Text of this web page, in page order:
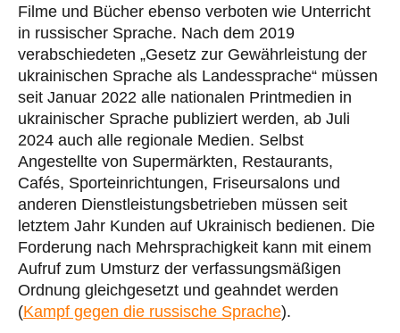
Filme und Bücher ebenso verboten wie Unterricht
in russischer Sprache. Nach dem 2019
verabschiedeten „Gesetz zur Gewährleistung der
ukrainischen Sprache als Landessprache“ müssen
seit Januar 2022 alle nationalen Printmedien in
ukrainischer Sprache publiziert werden, ab Juli
2024 auch alle regionale Medien. Selbst
Angestellte von Supermärkten, Restaurants,
Cafés, Sporteinrichtungen, Friseursalons und
anderen Dienstleistungsbetrieben müssen seit
letztem Jahr Kunden auf Ukrainisch bedienen. Die
Forderung nach Mehrsprachigkeit kann mit einem
Aufruf zum Umsturz der verfassungsmäßigen
Ordnung gleichgesetzt und geahndet werden
(Kampf gegen die russische Sprache).